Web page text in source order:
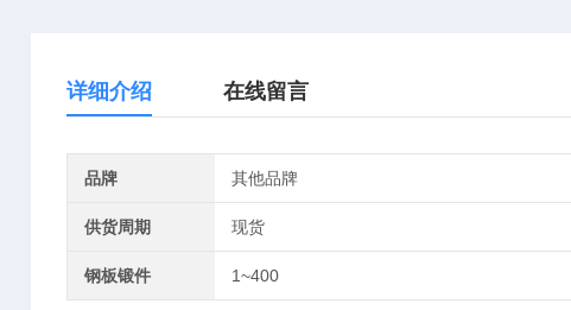
详细介绍 在线留言
品牌 其他品牌
供货周期 现货
钢板锻件 1~400